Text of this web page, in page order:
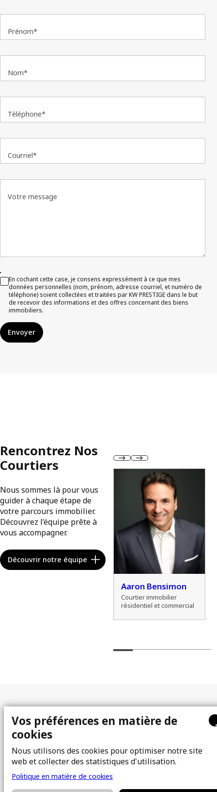
Prénom*
Nom*
Téléphone*
Courriel*
Votre message
En cochant cette case, je consens expressément à ce que mes
données personnelles (nom, prénom, adresse courriel, et numéro de
téléphone) soient collectées et traitées par KW PRESTIGE dans le but
de recevoir des informations et des offres concernant des biens
immobiliers.
Envoyer
Rencontrez Nos
Courtiers
Nous sommes là pour vous
guider à chaque étape de
votre parcours immobilier.
Découvrez l’équipe prête à
vous accompagner.
Découvrir notre équipe
Aaron Bensimon
Courtier immobilier
résidentiel et commercial
Plan du site
À propos
Équipe
Photos
Courtiers immobiliers
Propriétés
Vendre
FAQ
Blogue
Contact
Vos préférences en matière de
cookies
Nous utilisons des cookies pour optimiser notre site
web et collecter des statistiques d'utilisation.
Politique en matière de cookies